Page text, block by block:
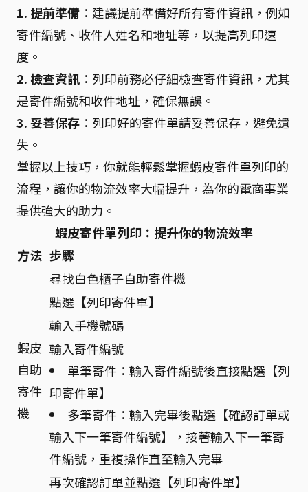
1. 提前準備 ：建議提前準備好所有寄件資訊，例如
寄件編號、收件人姓名和地址等，以提高列印速
度。
2. 檢查資訊 ：列印前務必仔細檢查寄件資訊，尤其
是寄件編號和收件地址，確保無誤。
3. 妥善保存 ：列印好的寄件單請妥善保存，避免遺
失。
掌握以上技巧，你就能輕鬆掌握蝦皮寄件單列印的
流程，讓你的物流效率大幅提升，為你的電商事業
提供強大的助力。
蝦皮寄件單列印：提升你的物流效率
方法 步驟
蝦皮
自助
寄件
機
尋找白色櫃子自助寄件機
點選【列印寄件單】
輸入手機號碼
輸入寄件編號
單筆寄件：輸入寄件編號後直接點選【列
印寄件單】
多筆寄件：輸入完畢後點選【確認訂單或
輸入下一筆寄件編號】，接著輸入下一筆寄
件編號，重複操作直至輸入完畢
再次確認訂單並點選【列印寄件單】